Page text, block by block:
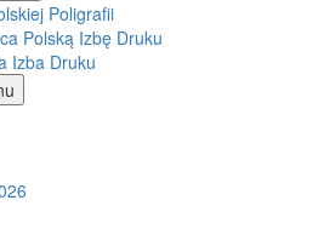
Poligrafii
Polską Izbę Druku
Izba Druku